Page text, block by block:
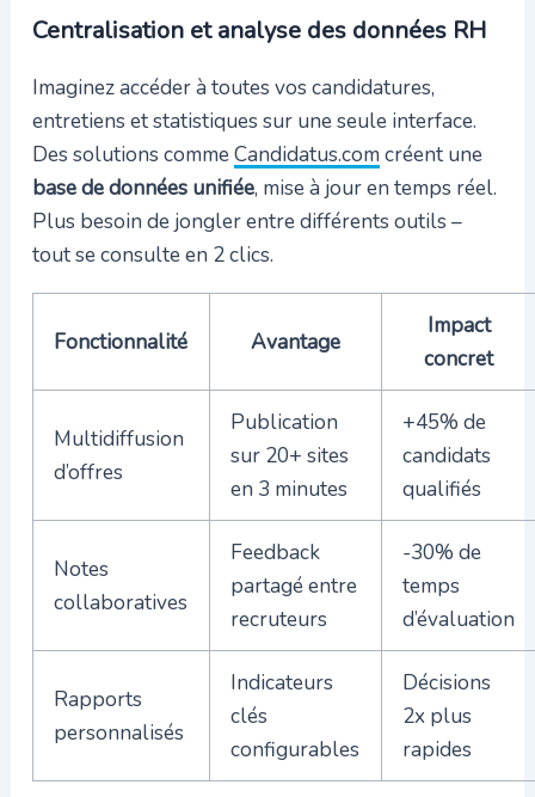
Centralisation et analyse des données RH
Imaginez accéder à toutes vos candidatures,
entretiens et statistiques sur une seule interface.
Des solutions commeCandidatus.com créent une
base de données unifiée, mise à jour en temps réel.
Plus besoin de jongler entre différents outils –
tout se consulte en 2 clics.
Fonctionnalité Avantage
Impact
concret
Multidiffusion
d’offres
Publication
sur 20+ sites
en 3 minutes
+45% de
candidats
qualifiés
Notes
collaboratives
Feedback
partagé entre
recruteurs
-30% de
temps
d’évaluation
Rapports
personnalisés
Indicateurs
clés
configurables
Décisions
2x plus
rapides